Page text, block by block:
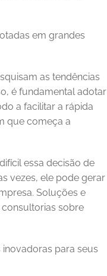
em grandes
as tendências
é fundamental adotar
a facilitar a rápida
que começa a
essa decisão de
vezes, ele pode gerar
Soluções e
sobre
para seus